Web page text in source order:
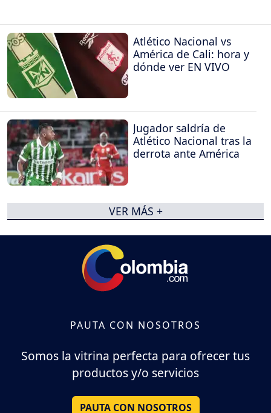
Atlético Nacional vs
América de Cali: hora y
dónde ver EN VIVO
Jugador saldría de
Atlético Nacional tras la
derrota ante América
VER MÁS +
PAUTA CON NOSOTROS
Somos la vitrina perfecta para ofrecer tus
productos y/o servicios
PAUTA CON NOSOTROS